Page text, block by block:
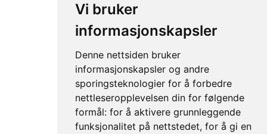
Vi bruker
informasjonskapsler
Denne nettsiden bruker
informasjonskapsler og andre
sporingsteknologier for å forbedre
nettleseropplevelsen din for følgende
formål:for å aktivere grunnleggende
funksjonalitet på nettstedet,for å gi en